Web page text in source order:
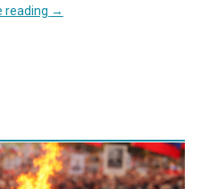
reading →